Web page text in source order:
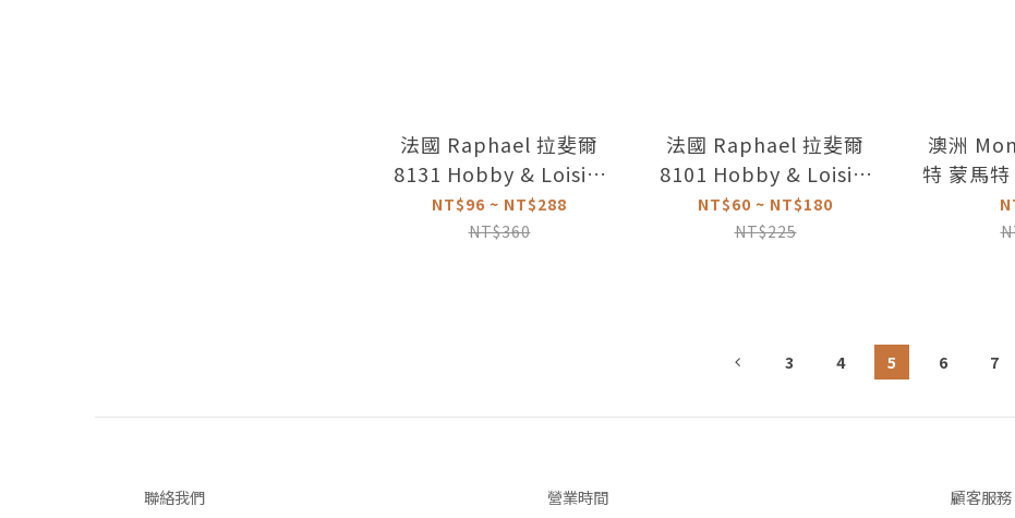
法國 Raphael 拉斐爾
8131 Hobby & Loisirs
紫桿工藝平筆 6-20號
NT$96 ~ NT$288
NT$360
法國 Raphael 拉斐爾
8101 Hobby & Loisirs
紫桿工藝圓筆 2-12號
NT$60 ~ NT$180
NT$225
澳洲
特 蒙馬
3 4 5 6 7
聯絡我們 營業時間 顧客服務